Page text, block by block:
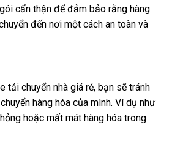
cẩn thận để đảm bảo rằng hàng
đến nơi một cách an toàn và
tải chuyển nhà giá rẻ, bạn sẽ tránh
hàng hóa của mình. Ví dụ như
hoặc mất mát hàng hóa trong